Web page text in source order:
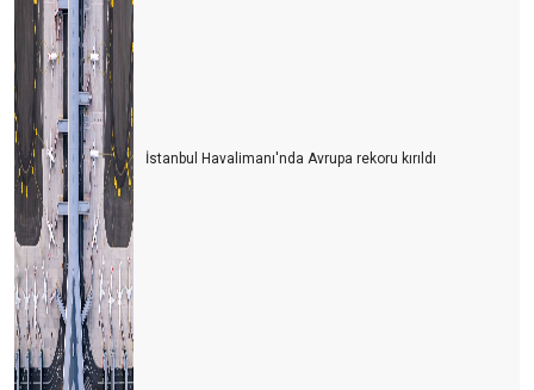
İstanbul Havalimanı'nda Avrupa rekoru kırıldı